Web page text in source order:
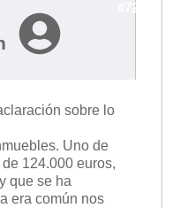
de Propietarios
Vivienda en Propiedad
#7212
sobre lo
Uno de
124.000 euros,
que se ha
era común nos